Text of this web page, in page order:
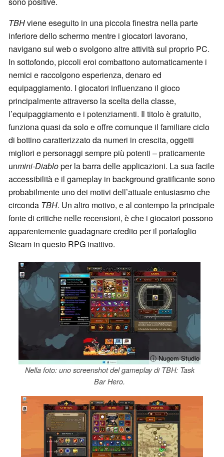
TBHviene eseguito in una piccola finestra nella parte
inferiore dello schermo mentre i giocatori lavorano,
navigano sul web o svolgono altre attività sul proprio PC.
In sottofondo, piccoli eroi combattono automaticamente i
nemici e raccolgono esperienza, denaro ed
equipaggiamento. I giocatori influenzano il gioco
principalmente attraverso la scelta della classe,
l’equipaggiamento e i potenziamenti. Il titolo è gratuito,
funziona quasi da solo e offre comunque il familiare ciclo
di bottino caratterizzato da numeri in crescita, oggetti
migliori e personaggi sempre più potenti – praticamente
unmini-Diabloper la barra delle applicazioni. La sua facile
accessibilità e il gameplay in background gratificante sono
probabilmente uno dei motivi dell’attuale entusiasmo che
circonda TBH. Un altro motivo, e al contempo la principale
fonte di critiche nelle recensioni, è che i giocatori possono
apparentemente guadagnare credito per il portafoglio
Steam in questo RPG inattivo.
ⓘ Nugem Studio
Nella foto: uno screenshot del gameplay di TBH: Task
Bar Hero.